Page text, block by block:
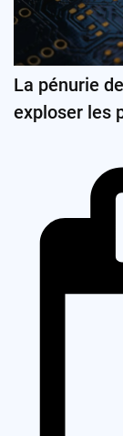
La pénurie
exploser les